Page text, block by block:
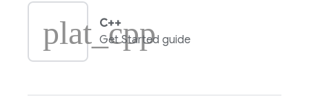
plat_cpp
C++
Get Started guide